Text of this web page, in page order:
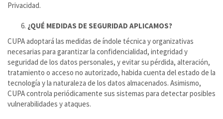
Privacidad.
¿QUÉ MEDIDAS DE SEGURIDAD APLICAMOS?
CUPA adoptará las medidas de índole técnica y organizativas
necesarias para garantizar la confidencialidad, integridad y
seguridad de los datos personales, y evitar su pérdida, alteración,
tratamiento o acceso no autorizado, habida cuenta del estado de la
tecnología y la naturaleza de los datos almacenados. Asimismo,
CUPA controla periódicamente sus sistemas para detectar posibles
vulnerabilidades y ataques.